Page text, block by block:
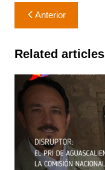
Navegación
de
entradas
Anterior
Related articles